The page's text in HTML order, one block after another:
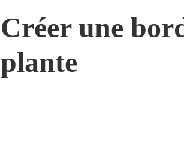
Créer une
plante